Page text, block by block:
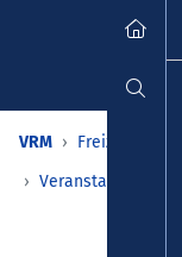
VRM Freizeit
Veranstaltungen